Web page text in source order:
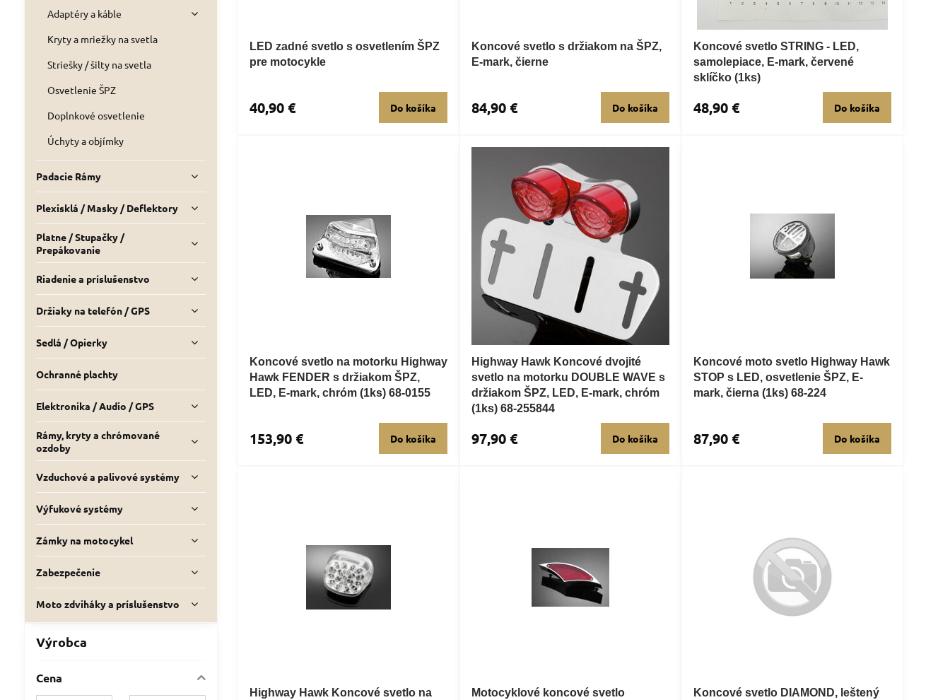
LED zadné svetlo s osvetlením ŠPZ
pre motocykle
40,90 € Do košíka
Koncové svetlo s držiakom na ŠPZ,
E-mark, čierne
84,90 € Do košíka
Koncové svetlo STRING - LED,
samolepiace, E-mark, červené
sklíčko (1ks)
48,90 € Do košíka
Koncové svetlo na motorku Highway
Hawk FENDER s držiakom ŠPZ,
LED, E-mark, chróm (1ks) 68-0155
153,90 € Do košíka
Highway Hawk Koncové dvojité
svetlo na motorku DOUBLE WAVE s
držiakom ŠPZ, LED, E-mark, chróm
(1ks) 68-255844
97,90 € Do košíka
Koncové moto svetlo Highway Hawk
STOP s LED, osvetlenie ŠPZ, E-
mark, čierna (1ks) 68-224
87,90 € Do košíka
Highway Hawk Koncové svetlo na
Motocyklové koncové svetlo
Koncové svetlo DIAMOND, leštený
Výrobca
Cena
Adaptéry a káble
Kryty a mriežky na svetla
Striešky / šilty na svetla
Osvetlenie ŠPZ
Doplnkové osvetlenie
Úchyty a objímky
Padacie Rámy
Plexisklá / Masky / Deflektory
Platne / Stupačky /
Prepákovanie
Riadenie a príslušenstvo
Držiaky na telefón / GPS
Sedlá / Opierky
Ochranné plachty
Elektronika / Audio / GPS
Rámy, kryty a chrómované
ozdoby
Vzduchové a palivové systémy
Výfukové systémy
Zámky na motocykel
Zabezpečenie
Moto zdviháky a príslušenstvo